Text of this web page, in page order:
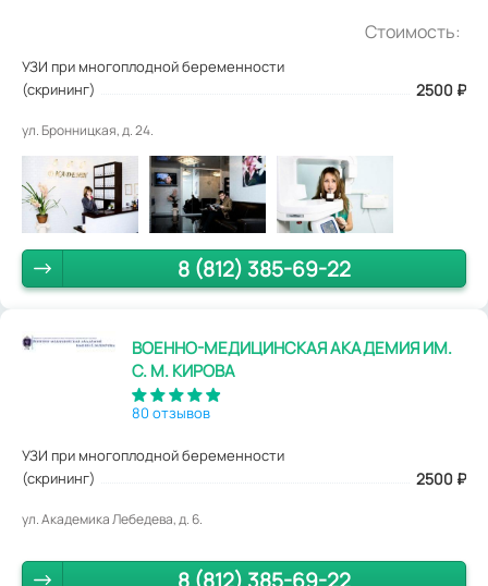
Стоимость:
УЗИ при многоплодной беременности
(скрининг)
2500 ₽
ул. Бронницкая, д. 24.
8 (812) 385-69-22
ВОЕННО-МЕДИЦИНСКАЯ АКАДЕМИЯ ИМ.
С. М. КИРОВА
80 отзывов
УЗИ при многоплодной беременности
(скрининг)
2500 ₽
ул. Академика Лебедева, д. 6.